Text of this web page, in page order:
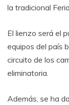
la tradicional
El lienzo será el
equipos del país
circuito de los
eliminatoria.
Además, se ha